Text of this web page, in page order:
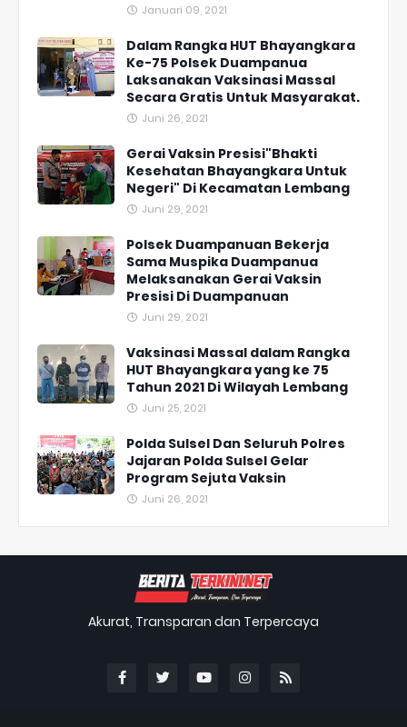
Januari 09, 2021
Dalam Rangka HUT Bhayangkara
Ke-75 Polsek Duampanua
Laksanakan Vaksinasi Massal
Secara Gratis Untuk Masyarakat.
Juni 26, 2021
Gerai Vaksin Presisi"Bhakti
Kesehatan Bhayangkara Untuk
Negeri" Di Kecamatan Lembang
Juni 29, 2021
Polsek Duampanuan Bekerja
Sama Muspika Duampanua
Melaksanakan Gerai Vaksin
Presisi Di Duampanuan
Juni 29, 2021
Vaksinasi Massal dalam Rangka
HUT Bhayangkara yang ke 75
Tahun 2021 Di Wilayah Lembang
Juni 25, 2021
Polda Sulsel Dan Seluruh Polres
Jajaran Polda Sulsel Gelar
Program Sejuta Vaksin
Juni 26, 2021
Akurat, Transparan dan Terpercaya